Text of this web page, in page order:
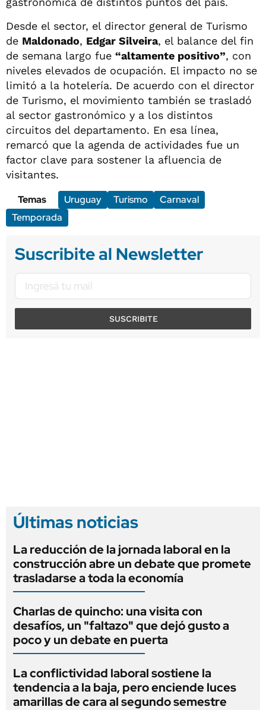
Desde el sector, el director general de Turismo
de Maldonado, Edgar Silveira, el balance del fin
de semana largo fue “altamente positivo”, con
niveles elevados de ocupación. El impacto no se
limitó a la hotelería. De acuerdo con el director
de Turismo, el movimiento también se trasladó
al sector gastronómico y a los distintos
circuitos del departamento. En esa línea,
remarcó que la agenda de actividades fue un
factor clave para sostener la afluencia de
visitantes.
Temas
Uruguay Turismo
Carnaval
Temporada
Suscribite al Newsletter
SUSCRIBITE
Últimas noticias
La reducción de la jornada laboral en la
construcción abre un debate que promete
trasladarse a toda la economía
Charlas de quincho: una visita con
desafíos, un "faltazo" que dejó gusto a
poco y un debate en puerta
La conflictividad laboral sostiene la
tendencia a la baja, pero enciende luces
amarillas de cara al segundo semestre